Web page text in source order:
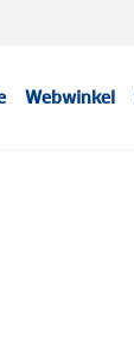
Webwinkel